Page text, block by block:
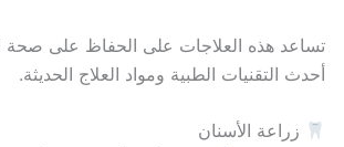
تساعد هذه العلاجات على الحفاظ على صحة
أحدث التقنيات الطبية ومواد العلاج الحديثة.
زراعة الأسنان